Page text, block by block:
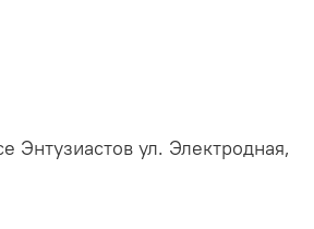
Энтузиастов ул. Электродная,